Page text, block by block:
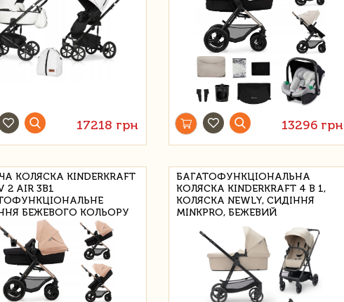
17218 грн 13296 грн
КОЛЯСКА KINDERKRAFT
2 AIR 3В1
БЕЖЕВОГО КОЛЬОРУ
БАГАТОФУНКЦІОНАЛЬНА
КОЛЯСКА KINDERKRAFT 4 В 1,
КОЛЯСКА NEWLY, СИДІННЯ
MINKPRO, БЕЖЕВИЙ